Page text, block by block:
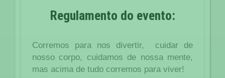
Regulamento do evento:
Corremos para nos divertir, cuidar de
nosso corpo, cuidamos de nossa mente,
mas acima de tudo corremos para viver!